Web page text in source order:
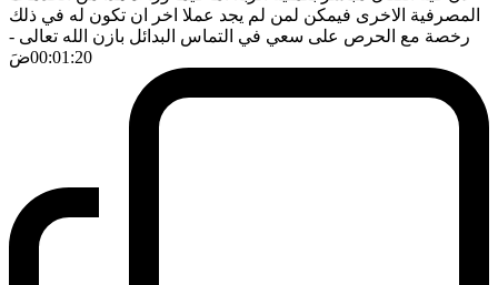
المصرفية الاخرى فيمكن لمن لم يجد عملا اخر ان تكون له في ذلك
رخصة مع الحرص على سعي في التماس البدائل بازن الله تعالى -
00:01:20ضَ